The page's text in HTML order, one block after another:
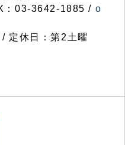
：03-3642-1885 / o
定休日：第2土曜